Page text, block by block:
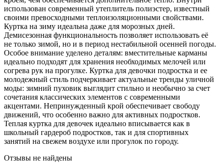
использован современный утеплитель полиэстер, известный
своими превосходными теплоизоляционными свойствами.
Куртка на зиму идеальна даже для морозных дней.
Демисезонная функциональность позволяет использовать её
не только зимой, но и в период нестабильной осенней погоды.
Особое внимание уделено деталям: вместительные карманы
идеально подходят для хранения необходимых мелочей или
согрева рук на прогулке. Куртка для девочки подростка и ее
молодежный стиль подчеркивает актуальные тренды уличной
моды: зимний пуховик выглядит стильно и необычно за счет
сочетания классических элементов с современными
акцентами. Непринужденный крой обеспечивает свободу
движений, что особенно важно для активных подростков.
Теплая куртка для девочек идеально вписывается как в
школьный гардероб подростков, так и для спортивных
занятий на свежем воздухе или прогулок по городу.
Отзывы не найдены